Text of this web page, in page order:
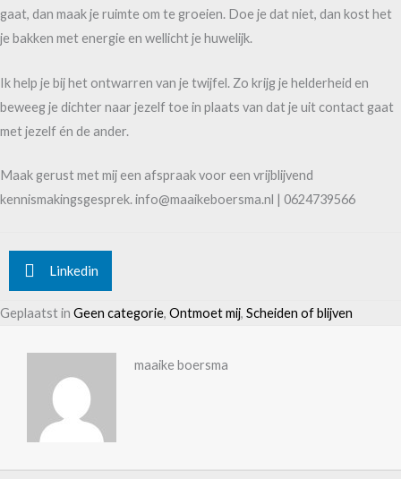
gaat, dan maak je ruimte om te groeien. Doe je dat niet, dan kost het
je bakken met energie en wellicht je huwelijk.
Ik help je bij het ontwarren van je twijfel. Zo krijg je helderheid en
beweeg je dichter naar jezelf toe in plaats van dat je uit contact gaat
met jezelf én de ander.
Maak gerust met mij een afspraak voor een vrijblijvend
kennismakingsgesprek. info@maaikeboersma.nl | 0624739566
Linkedin
Geplaatst in Geen categorie, Ontmoet mij, Scheiden of blijven
maaike boersma